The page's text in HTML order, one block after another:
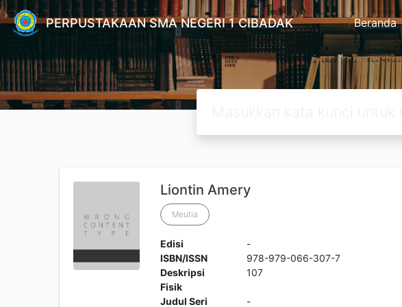
PERPUSTAKAAN SMA NEGERI 1 CIBADAK Beranda
Liontin Amery
Meutia
Edisi
-
ISBN/ISSN
978-979-066-307-7
Deskripsi
Fisik
107
Judul Seri -